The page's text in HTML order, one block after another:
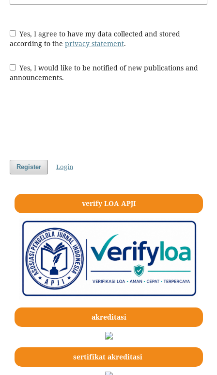
Yes, I agree to have my data collected and stored
according to the privacy statement.
Yes, I would like to be notified of new publications and
announcements.
Register Login
verify LOA APJI
akreditasi
sertifikat akreditasi